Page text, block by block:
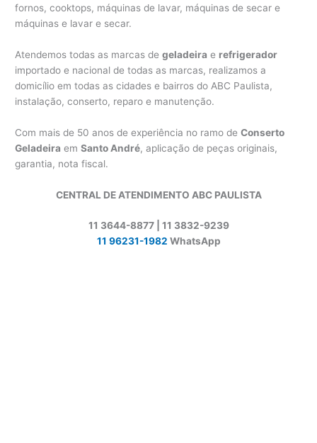
fornos, cooktops, máquinas de lavar, máquinas de secar e
máquinas e lavar e secar.
Atendemos todas as marcas degeladeira e refrigerador
importado e nacional de todas as marcas, realizamos a
domicílio em todas as cidades e bairros do ABC Paulista,
instalação, conserto, reparo e manutenção.
Com mais de 50 anos de experiência no ramo deConserto
Geladeira emSanto André, aplicação de peças originais,
garantia, nota fiscal.
CENTRAL DE ATENDIMENTO ABC PAULISTA
11 3644-8877 | 11 3832-9239
11 96231-1982 WhatsApp